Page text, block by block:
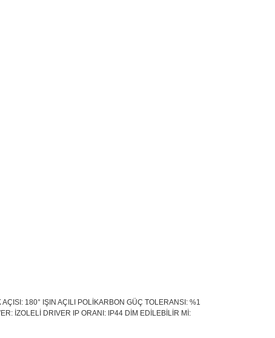
180° IŞIN AÇILI POLİKARBON GÜÇ TOLERANSI: %1
İZOLELİ DRIVER IP ORANI: IP44 DİM EDİLEBİLİR Mİ: